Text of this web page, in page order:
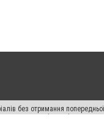
без отримання
на цитовані статті не